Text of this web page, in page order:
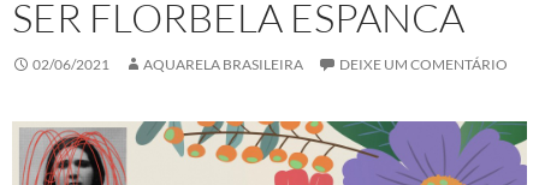
SER FLORBELA ESPANCA
02/06/2021 AQUARELA BRASILEIRA DEIXE UM COMENTÁRIO